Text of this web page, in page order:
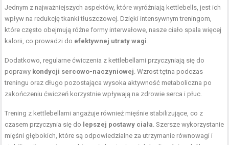
Jednym z najważniejszych aspektów, które wyróżniają kettlebells, jest ich
wpływ na redukcję tkanki tłuszczowej. Dzięki intensywnym treningom,
które często obejmują różne formy interwałowe, nasze ciało spala więcej
kalorii, co prowadzi do efektywnej utraty wagi.
Dodatkowo, regularne ćwiczenia z kettlebellami przyczyniają się do
poprawy kondycji sercowo-naczyniowej. Wzrost tętna podczas
treningu oraz długo pozostająca wysoka aktywność metaboliczna po
zakończeniu ćwiczeń korzystnie wpływają na zdrowie serca i płuc.
Trening z kettlebellami angażuje również mięśnie stabilizujące, co z
czasem przyczynia się do lepszej postawy ciała. Szersze wykorzystanie
mięśni głębokich, które są odpowiedzialne za utrzymanie równowagi i